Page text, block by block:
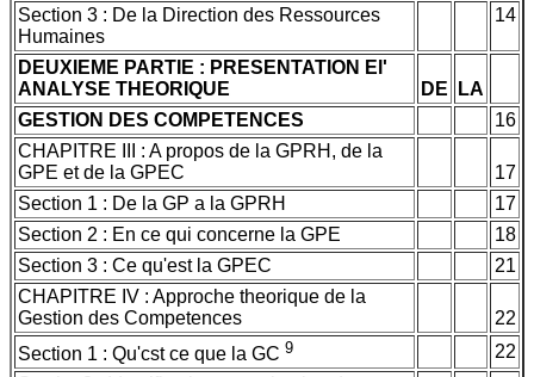
Section 3 : De la Direction des Ressources
Humaines
14
DEUXIEME PARTIE : PRESENTATION El'
ANALYSE THEORIQUE
DE
LA
GESTION DES COMPETENCES
16
CHAPITRE III : A propos de la GPRH, de la
GPE et de la GPEC
17
Section 1 : De la GP a la GPRH
17
Section 2 : En ce qui concerne la GPE
18
Section 3 : Ce qu'est la GPEC
21
CHAPITRE IV : Approche theorique de la
Gestion des Competences
22
Section 1 : Qu'cst ce que la GC 9
22